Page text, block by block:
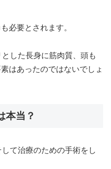
必要とされます。
した長身に筋肉質、頭も
はあったのではないでしょ
本当？
て治療のための手術をし